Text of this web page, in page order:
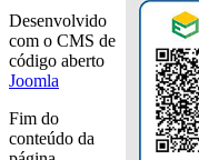
Desenvolvido
com o CMS de
código aberto
Joomla
Fim do
conteúdo da